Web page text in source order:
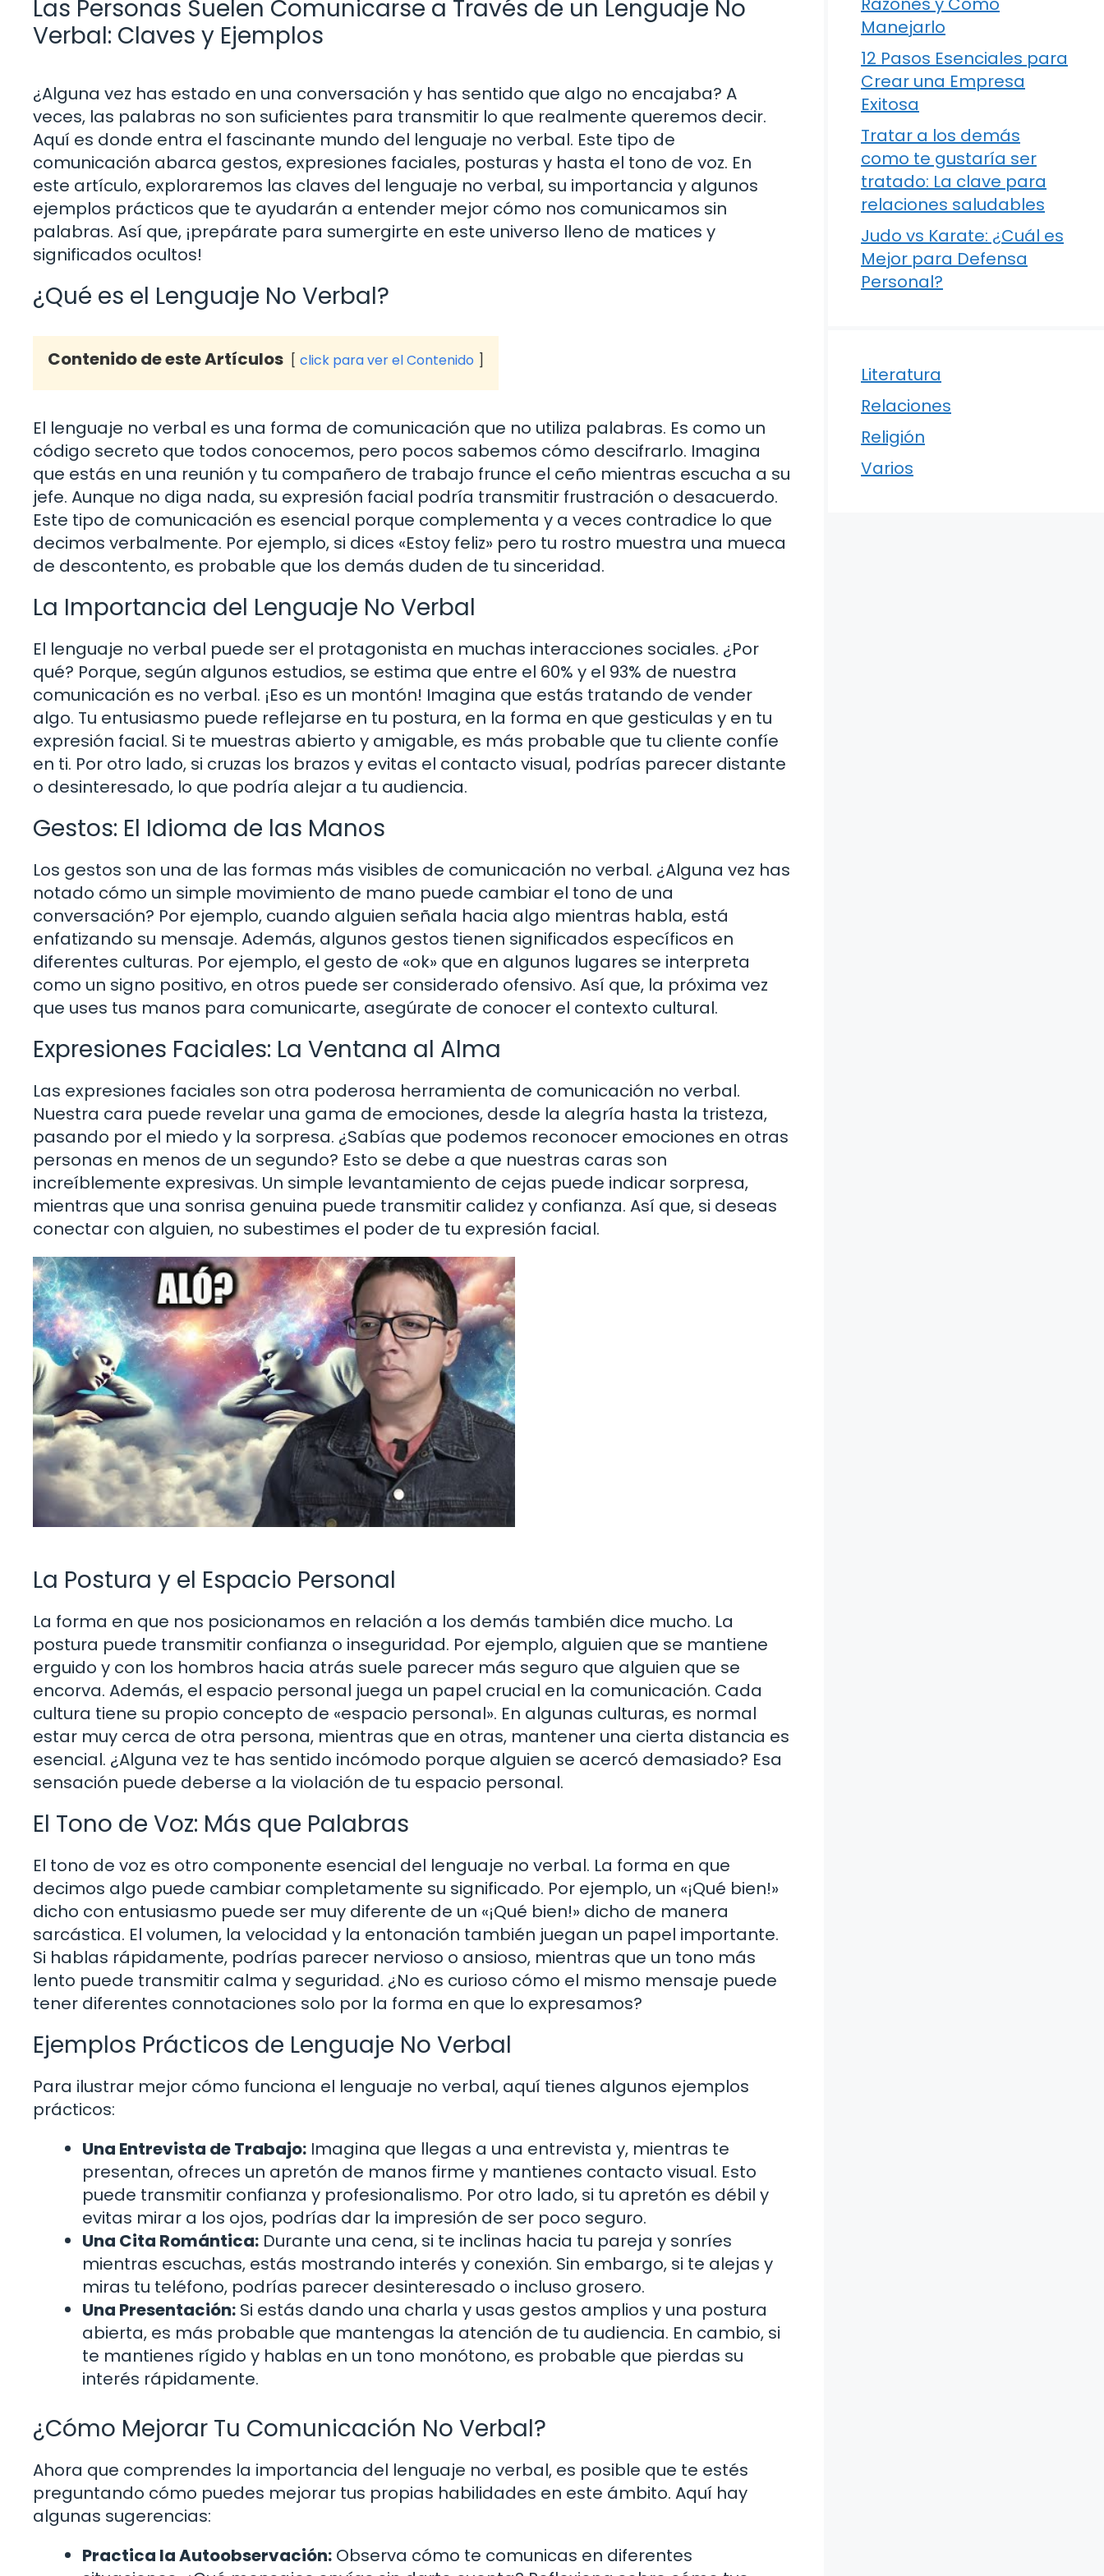
Las Personas Suelen Comunicarse a Través de un Lenguaje No
Verbal: Claves y Ejemplos
¿Alguna vez has estado en una conversación y has sentido que algo no encajaba? A
veces, las palabras no son suficientes para transmitir lo que realmente queremos decir.
Aquí es donde entra el fascinante mundo del lenguaje no verbal. Este tipo de
comunicación abarca gestos, expresiones faciales, posturas y hasta el tono de voz. En
este artículo, exploraremos las claves del lenguaje no verbal, su importancia y algunos
ejemplos prácticos que te ayudarán a entender mejor cómo nos comunicamos sin
palabras. Así que, ¡prepárate para sumergirte en este universo lleno de matices y
significados ocultos!
¿Qué es el Lenguaje No Verbal?
Contenido de este Artículos click para ver el Contenido
El lenguaje no verbal es una forma de comunicación que no utiliza palabras. Es como un
código secreto que todos conocemos, pero pocos sabemos cómo descifrarlo. Imagina
que estás en una reunión y tu compañero de trabajo frunce el ceño mientras escucha a su
jefe. Aunque no diga nada, su expresión facial podría transmitir frustración o desacuerdo.
Este tipo de comunicación es esencial porque complementa y a veces contradice lo que
decimos verbalmente. Por ejemplo, si dices «Estoy feliz» pero tu rostro muestra una mueca
de descontento, es probable que los demás duden de tu sinceridad.
La Importancia del Lenguaje No Verbal
El lenguaje no verbal puede ser el protagonista en muchas interacciones sociales. ¿Por
qué? Porque, según algunos estudios, se estima que entre el 60% y el 93% de nuestra
comunicación es no verbal. ¡Eso es un montón! Imagina que estás tratando de vender
algo. Tu entusiasmo puede reflejarse en tu postura, en la forma en que gesticulas y en tu
expresión facial. Si te muestras abierto y amigable, es más probable que tu cliente confíe
en ti. Por otro lado, si cruzas los brazos y evitas el contacto visual, podrías parecer distante
o desinteresado, lo que podría alejar a tu audiencia.
Gestos: El Idioma de las Manos
Los gestos son una de las formas más visibles de comunicación no verbal. ¿Alguna vez has
notado cómo un simple movimiento de mano puede cambiar el tono de una
conversación? Por ejemplo, cuando alguien señala hacia algo mientras habla, está
enfatizando su mensaje. Además, algunos gestos tienen significados específicos en
diferentes culturas. Por ejemplo, el gesto de «ok» que en algunos lugares se interpreta
como un signo positivo, en otros puede ser considerado ofensivo. Así que, la próxima vez
que uses tus manos para comunicarte, asegúrate de conocer el contexto cultural.
Expresiones Faciales: La Ventana al Alma
Las expresiones faciales son otra poderosa herramienta de comunicación no verbal.
Nuestra cara puede revelar una gama de emociones, desde la alegría hasta la tristeza,
pasando por el miedo y la sorpresa. ¿Sabías que podemos reconocer emociones en otras
personas en menos de un segundo? Esto se debe a que nuestras caras son
increíblemente expresivas. Un simple levantamiento de cejas puede indicar sorpresa,
mientras que una sonrisa genuina puede transmitir calidez y confianza. Así que, si deseas
conectar con alguien, no subestimes el poder de tu expresión facial.
La Postura y el Espacio Personal
La forma en que nos posicionamos en relación a los demás también dice mucho. La
postura puede transmitir confianza o inseguridad. Por ejemplo, alguien que se mantiene
erguido y con los hombros hacia atrás suele parecer más seguro que alguien que se
encorva. Además, el espacio personal juega un papel crucial en la comunicación. Cada
cultura tiene su propio concepto de «espacio personal». En algunas culturas, es normal
estar muy cerca de otra persona, mientras que en otras, mantener una cierta distancia es
esencial. ¿Alguna vez te has sentido incómodo porque alguien se acercó demasiado? Esa
sensación puede deberse a la violación de tu espacio personal.
El Tono de Voz: Más que Palabras
El tono de voz es otro componente esencial del lenguaje no verbal. La forma en que
decimos algo puede cambiar completamente su significado. Por ejemplo, un «¡Qué bien!»
dicho con entusiasmo puede ser muy diferente de un «¡Qué bien!» dicho de manera
sarcástica. El volumen, la velocidad y la entonación también juegan un papel importante.
Si hablas rápidamente, podrías parecer nervioso o ansioso, mientras que un tono más
lento puede transmitir calma y seguridad. ¿No es curioso cómo el mismo mensaje puede
tener diferentes connotaciones solo por la forma en que lo expresamos?
Ejemplos Prácticos de Lenguaje No Verbal
Para ilustrar mejor cómo funciona el lenguaje no verbal, aquí tienes algunos ejemplos
prácticos:
Una Entrevista de Trabajo: Imagina que llegas a una entrevista y, mientras te
presentan, ofreces un apretón de manos firme y mantienes contacto visual. Esto
puede transmitir confianza y profesionalismo. Por otro lado, si tu apretón es débil y
evitas mirar a los ojos, podrías dar la impresión de ser poco seguro.
Una Cita Romántica: Durante una cena, si te inclinas hacia tu pareja y sonríes
mientras escuchas, estás mostrando interés y conexión. Sin embargo, si te alejas y
miras tu teléfono, podrías parecer desinteresado o incluso grosero.
Una Presentación: Si estás dando una charla y usas gestos amplios y una postura
abierta, es más probable que mantengas la atención de tu audiencia. En cambio, si
te mantienes rígido y hablas en un tono monótono, es probable que pierdas su
interés rápidamente.
¿Cómo Mejorar Tu Comunicación No Verbal?
Ahora que comprendes la importancia del lenguaje no verbal, es posible que te estés
preguntando cómo puedes mejorar tus propias habilidades en este ámbito. Aquí hay
algunas sugerencias:
Practica la Autoobservación: Observa cómo te comunicas en diferentes
Manejarlo
12 Pasos Esenciales para
Crear una Empresa
Exitosa
Tratar a los demás
como te gustaría ser
tratado: La clave para
relaciones saludables
Judo vs Karate: ¿Cuál es
Mejor para Defensa
Personal?
Literatura
Relaciones
Religión
Varios